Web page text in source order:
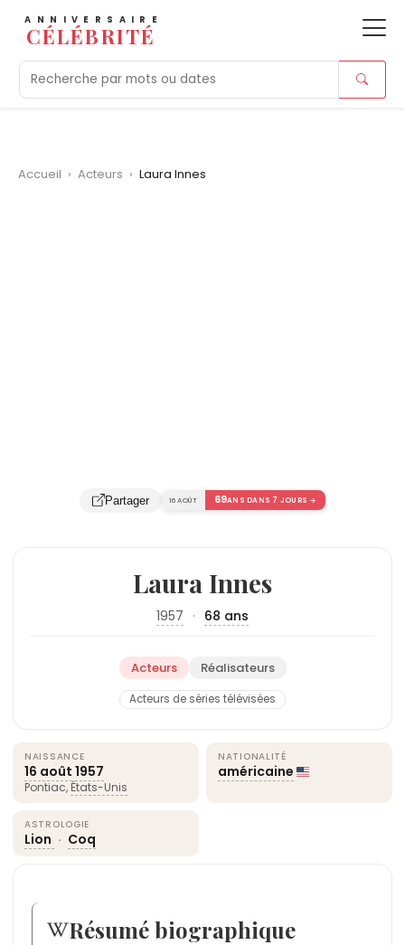
ANNIVERSAIRE
CÉLÉBRITÉ
Aujourd'hui Tendances Morts
Accueil › Acteurs › Laura Innes
Partager 16 AOÛT 69ANS DANS 7 JOURS →
Laura Innes
1957 · 68 ans
Acteurs Réalisateurs
Acteurs de séries télévisées
NAISSANCE
16 août 1957
Pontiac, États-Unis
NATIONALITÉ
américaine
ASTROLOGIE
Lion · Coq
Résumé biographique